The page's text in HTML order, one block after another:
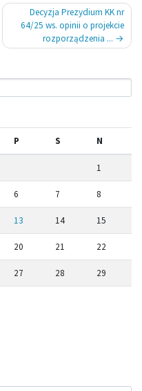
Decyzja Prezydium KK nr
64/25 ws. opinii o projekcie
rozporządzenia ...
P S N
1
6 7 8
13 14 15
20 21 22
27 28 29